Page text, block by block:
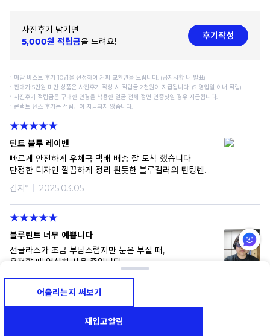
사진후기 남기면
5,000원 적립금을 드려요!
후기작성
⠂매달 베스트 후기 10명을 선정하여 커피 교환권을 드립니다. (공지사항 내 발표)
⠂판매가 5만원 미만 상품은 사진후기 작성 시 적립금 2천원이 지급됩니다. (5 영업일 이내 적립)
⠂사진후기 적립금은 구매한 안경을 착용한 얼굴 전체 정면 인증샷일 경우 지급됩니다.
⠂콘택트 렌즈 후기는 적립금이 지급되지 않습니다.
틴트 블루 레이벤
빠르게 안전하게 우체국 택배 배송 잘 도착 했습니다
단정한 디자인 깔끔하게 정리 된듯한 블루컬러의 틴팅렌즈
가 잘 매칭되어 마음에 드는 선글라스 같습니다
잘 사용하겠습니다 감사드립니다 수고하세요
김지* 2025.03.05
블루틴트 너무 예쁩니다
선글라스가 조금 부담스럽지만 눈은 부실 때,
운전할 때 열심히 사용 중입니다.
블루틴트 이쁘고 웃을때 볼에 덜 닿아서 좋아요.
정수* 2024.04.08
어울리는지 써보기
재입고알림